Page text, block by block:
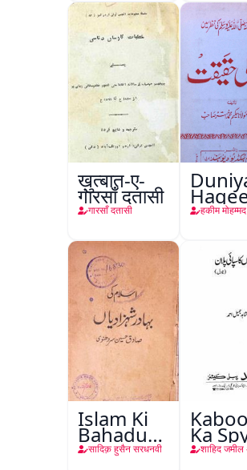
ख़ुत्बात-ए-
गारसाँ दतासी
गारसाँ दतासी हकीम
Islam Ki
Bahadur
Shahzadiyan
सादिक़ हुसैन सरधनवी
Ka
Plan
शाहिद